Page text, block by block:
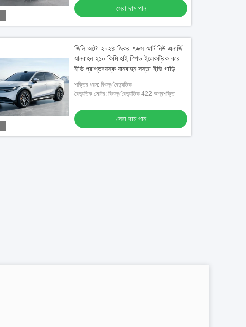
সেরা দাম পান
জিলি অটো ২০২৪ জিকর ৭এক্স স্মার্ট নিউ এনার্জি
যানবাহন ২১০ কিমি হাই স্পিড ইলেকট্রিক কার
ইভি প্রাপ্তবয়স্ক যানবাহন সস্তা ইভি গাড়ি
শক্তির ধরন: বিশুদ্ধ বৈদ্যুতিক
বৈদ্যুতিক মোটর: বিশুদ্ধ বৈদ্যুতিক 422 অশ্বশক্তি
সেরা দাম পান